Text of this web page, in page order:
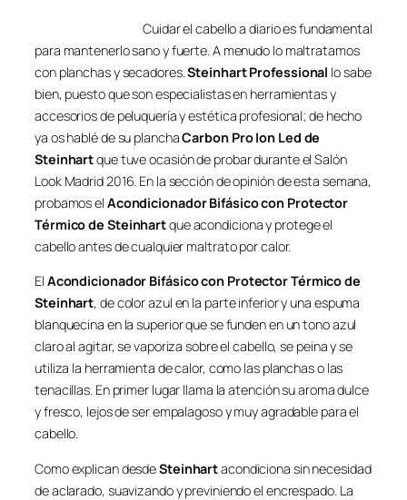
Cuidar el cabello a diario es fundamental
para mantenerlo sano y fuerte. A menudo lo maltratamos
con planchas y secadores.SteinhartProfessional lo sabe
bien, puesto que son especialistas en herramientas y
accesorios de peluquería y estética profesional; de hecho
ya os hablé de su planchaCarbon Pro Ion Led de
Steinhartque tuve ocasión de probar durante el Salón
Look Madrid 2016. En la sección de opinión de esta semana,
probamos el Acondicionador Bifásico con Protector
Térmico de Steinhartque acondiciona y protege el
cabello antes de cualquier maltrato por calor.
El Acondicionador Bifásico con Protector Térmico de
Steinhart, de color azul en la parte inferior y una espuma
blanquecina en la superior que se funden en un tono azul
claro al agitar, se vaporiza sobre el cabello, se peina y se
utiliza la herramienta de calor, como las planchas o las
tenacillas. En primer lugar llama la atención su aroma dulce
y fresco, lejos de ser empalagoso y muy agradable para el
cabello.
Como explican desdeSteinhartacondiciona sin necesidad
de aclarado, suavizando y previniendo el encrespado. La